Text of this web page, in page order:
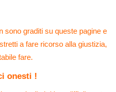
sono graditi su queste pagine e
a fare ricorso alla giustizia,
fare.
onesti !